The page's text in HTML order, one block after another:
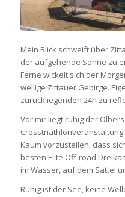
Mein Blick schweift über
der aufgehende Sonne zu
Ferne wickelt sich der
wellige Zittauer Gebirge.
zurückliegenden 24h zu
Vor mir liegt ruhig der
Kaum vorzustellen, dass
besten Elite Off-road
im Wasser, auf dem Sattel
Ruhig ist der See, keine